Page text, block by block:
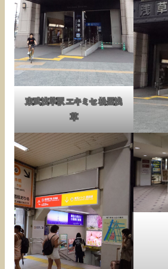
東武浅草駅 エキミセ 松屋浅
草